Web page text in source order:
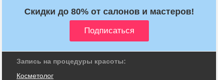
Скидки до 80% от салонов и мастеров!
Запись на процедуры красоты:
Косметолог